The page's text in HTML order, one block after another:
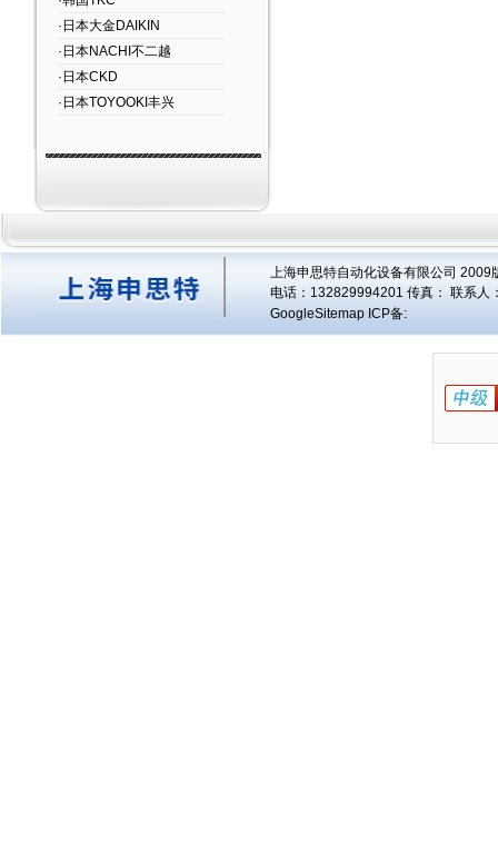
·日本大金DAIKIN
·日本NACHI不二越
·日本CKD
·日本TOYOOKI丰兴
上海申思特自动化设备有限公司
电话：132829994201 传真： 联系人
GoogleSitemap ICP备: